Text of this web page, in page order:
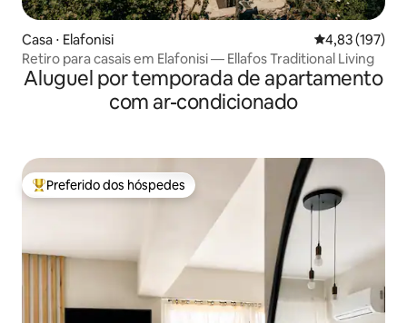
Casa ⋅ Elafonisi 4,83 de uma
4,83 (197)
Retiro para casais em Elafonisi — Ellafos Traditional Living
Aluguel por temporada de apartamento
com ar-condicionado
Entre os melhores preferidos dos hóspedes
Preferido dos hóspedes